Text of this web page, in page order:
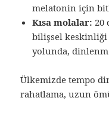
melatonin için
Kısa molalar: 20
bilişsel keskinliği
yolunda,
Ülkemizde tempo
rahatlama, uzun